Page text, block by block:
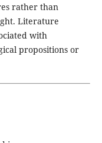
rather than
Literature
with
propositions or